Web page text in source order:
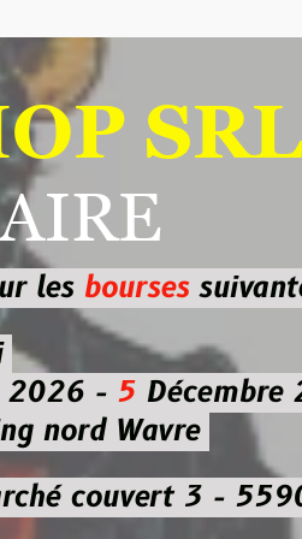
SRL
suivante
5Décembre 2026
Wavre
3 - 5590 Ciney